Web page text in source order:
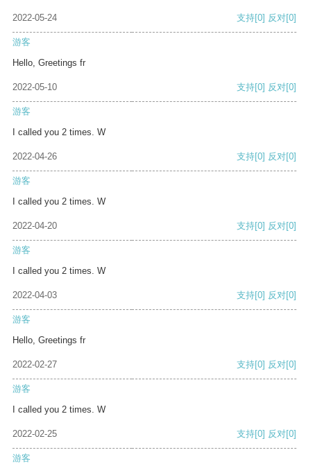
2022-05-24 支持[0] 反对[0]
游客
Hello, Greetings fr
2022-05-10 支持[0] 反对[0]
游客
I called you 2 times. W
2022-04-26 支持[0] 反对[0]
游客
I called you 2 times. W
2022-04-20 支持[0] 反对[0]
游客
I called you 2 times. W
2022-04-03 支持[0] 反对[0]
游客
Hello, Greetings fr
2022-02-27 支持[0] 反对[0]
游客
I called you 2 times. W
2022-02-25 支持[0] 反对[0]
游客